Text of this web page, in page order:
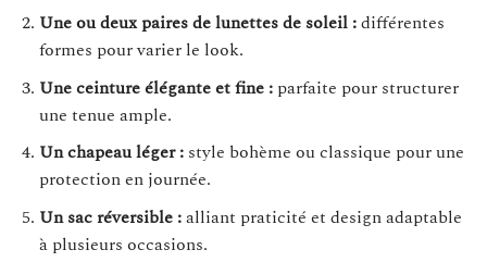
Une ou deux paires de lunettes de soleil :différentes
formes pour varier le look.
Une ceinture élégante et fine :parfaite pour structurer
une tenue ample.
Un chapeau léger :style bohème ou classique pour une
protection en journée.
Un sac réversible :alliant praticité et design adaptable
à plusieurs occasions.